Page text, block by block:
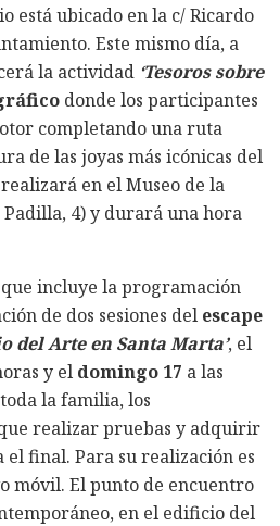
está ubicado en la c/ Ricardo
Este mismo día, a
la actividad ‘Tesoros sobre
donde los participantes
completando una ruta
de las joyas más icónicas del
en el Museo de la
4) y durará una hora
incluye la programación
de dos sesiones del escape
del Arte en Santa Marta’, el
y el domingo 17 a las
la familia, los
realizar pruebas y adquirir
final. Para su realización es
móvil. El punto de encuentro
en el edificio del